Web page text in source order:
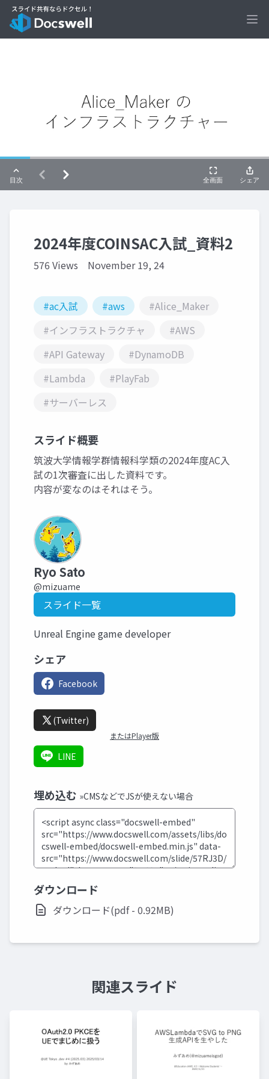
2024年度COINSAC入試_資料2
576 Views November 19, 24
#ac入試 #aws
#Alice_Maker
#インフラストラクチャ
#AWS
#API Gateway
#DynamoDB
#Lambda
#PlayFab
#サーバーレス
スライド概要
筑波大学情報学群情報科学類の2024年度AC入
試の1次審査に出した資料です。
内容が変なのはそれはそう。
Ryo Sato
@mizuame
スライド一覧
Unreal Engine game developer
シェア
Facebook
(Twitter)
またはPlayer版
LINE
埋め込む »CMSなどでJSが使えない場合
ダウンロード
ダウンロード(pdf - 0.92MB)
関連スライド